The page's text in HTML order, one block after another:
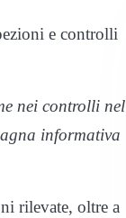
e controlli
nei controlli nel
informativa
rilevate, oltre a